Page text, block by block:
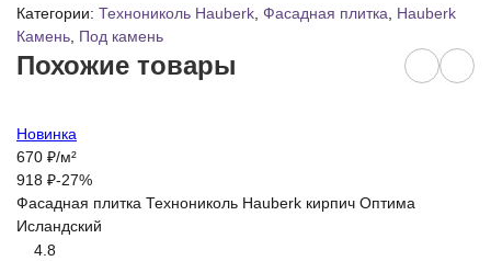
Категории: Технониколь Hauberk Фасадная плитка
Hauberk
Камень Под камень
Похожие товары
Новинка
670 ₽/м²
918 ₽-27%
Фасадная плитка Технониколь Hauberk кирпич Оптима
Исландский
4.8